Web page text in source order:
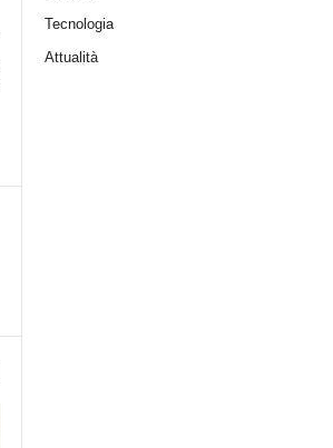
Tecnologia
Attualità